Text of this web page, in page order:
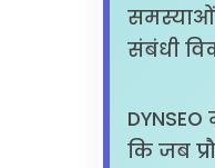
समस्याओं
संबंधी
कि जब